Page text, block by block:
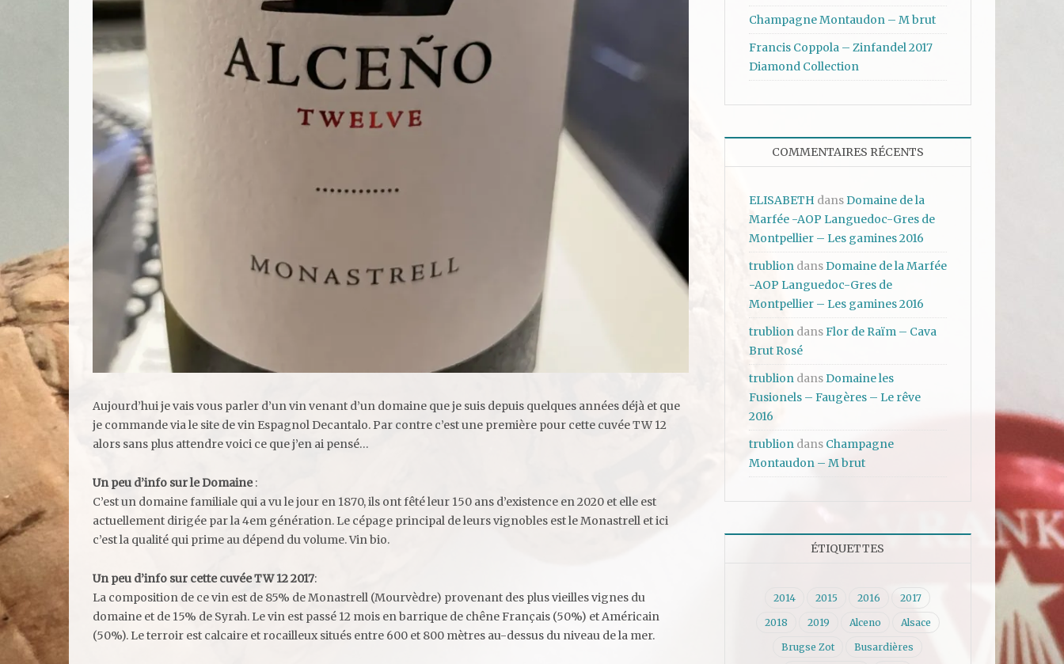
Aujourd’hui je vais vous parler d’un vin venant d’un domaine que je suis depuis quelques années déjà et que
je commande via le site de vin Espagnol Decantalo. Par contre c’est une première pour cette cuvée TW 12
alors sans plus attendre voici ce que j’en ai pensé…
Un peu d’info sur le Domaine:
C’est un domaine familiale qui a vu le jour en 1870, ils ont fêté leur 150 ans d’existence en 2020 et elle est
actuellement dirigée par la 4em génération. Le cépage principal de leurs vignobles est le Monastrell et ici
c’est la qualité qui prime au dépend du volume. Vin bio.
Un peu d’info sur cette cuvée TW 12 2017:
La composition de ce vin est de 85% de Monastrell (Mourvèdre) provenant des plus vieilles vignes du
domaine et de 15% de Syrah. Le vin est passé 12 mois en barrique de chêne Français (50%) et Américain
(50%). Le terroir est calcaire et rocailleux situés entre 600 et 800 mètres au-dessus du niveau de la mer.
Champagne Montaudon – M brut
Francis Coppola – Zinfandel 2017
Diamond Collection
COMMENTAIRES RÉCENTS
ELISABETH dansDomaine de la
Marfée -AOP Languedoc-Gres de
Montpellier – Les gamines 2016
trubliondansDomaine de la Marfée
-AOP Languedoc-Gres de
Montpellier – Les gamines 2016
trubliondansFlor de Raïm – Cava
Brut Rosé
trubliondansDomaine les
Fusionels – Faugères – Le rêve
2016
trubliondans Champagne
Montaudon – M brut
ÉTIQUETTES
2014 2015 2016 2017
2018 2019 Alceno Alsace
Brugse Zot Busardières